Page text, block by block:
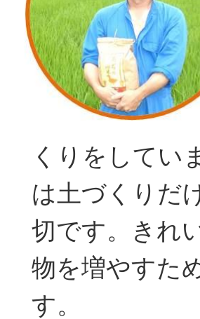
くりをしてい
は土づくりだ
切です。きれ
物を増やすた
す。